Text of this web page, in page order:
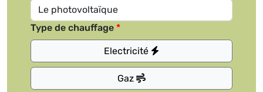
Type de chauffage
Electricité
Gaz